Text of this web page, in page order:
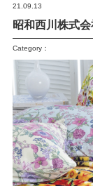
21.09.13
昭和西川株式
Category：